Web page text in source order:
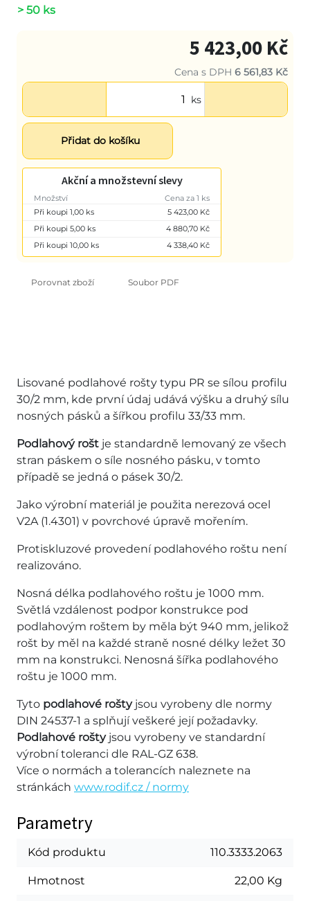
> 50 ks
5 423,00 Kč
Cena s DPH 6 561,83 Kč
ks
Přidat do košíku
Akční a množstevní slevy
Množství
Cena za 1 ks
Při koupi 1,00 ks
5 423,00 Kč
Při koupi 5,00 ks
4 880,70 Kč
Při koupi 10,00 ks
4 338,40 Kč
Porovnat zboží Soubor PDF
Lisované podlahové rošty typu PR se sílou profilu
30/2 mm, kde první údaj udává výšku a druhý sílu
nosných pásků a šířkou profilu 33/33 mm.
Podlahový rošt je standardně lemovaný ze všech
stran páskem o síle nosného pásku, v tomto
případě se jedná o pásek 30/2.
Jako výrobní materiál je použita nerezová ocel
V2A (1.4301) v povrchové úpravě mořením.
Protiskluzové provedení podlahového roštu není
realizováno.
Nosná délka podlahového roštu je 1000 mm.
Světlá vzdálenost podpor konstrukce pod
podlahovým roštem by měla být 940 mm, jelikož
rošt by měl na každé straně nosné délky ležet 30
mm na konstrukci. Nenosná šířka podlahového
roštu je 1000 mm.
Tyto podlahové roštyjsou vyrobeny dle normy
DIN 24537-1 a splňují veškeré její požadavky.
Podlahové roštyjsou vyrobeny ve standardní
výrobní toleranci dle RAL-GZ 638.
Více o normách a tolerancích naleznete na
stránkách www.rodif.cz / normy
Parametry
Kód produktu 110.3333.2063
Hmotnost 22,00 Kg